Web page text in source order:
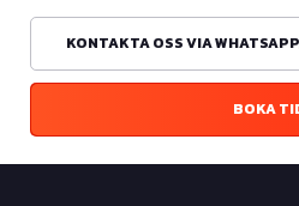
KONTAKTA OSS VIA
BOKA